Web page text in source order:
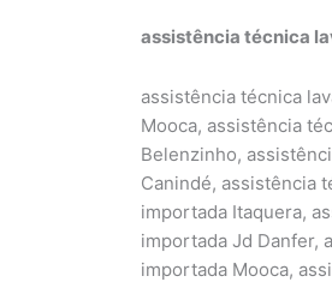
assistência técnica
assistência técnica
Mooca, assistência
Belenzinho,
Canindé, assistência
importada Itaquera,
importada Jd Danfer,
importada Mooca,